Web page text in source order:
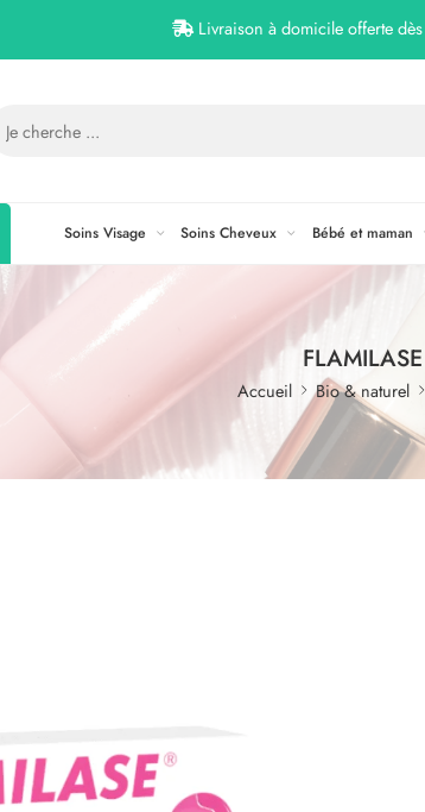
Livraison à domicile offerte
Soins Visage Soins Cheveux Bébé et maman
Accueil Bio & naturel